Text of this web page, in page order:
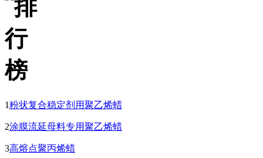
1粉状复合稳定剂用聚乙烯蜡
2涂膜流延母料专用聚乙烯蜡
3高熔点聚丙烯蜡